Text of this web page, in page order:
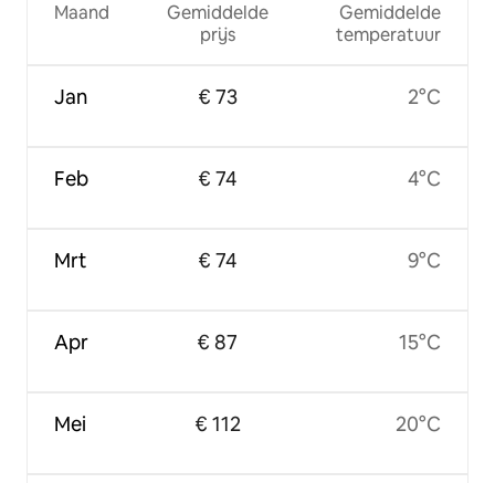
Maand
Jan
Feb
Mrt
Apr
Mei
Gemiddelde
prijs
€ 73
€ 74
€ 74
€ 87
€ 112
Gemiddelde
temperatuur
2°C
4°C
9°C
15°C
20°C